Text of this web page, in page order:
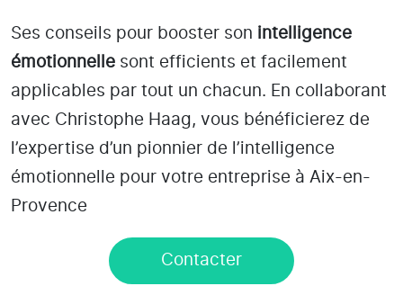
Ses conseils pour booster son intelligence
émotionnelle sont efficients et facilement
applicables par tout un chacun. En collaborant
avec Christophe Haag, vous bénéficierez de
l’expertise d’un pionnier de l’intelligence
émotionnelle pour votre entreprise à Aix-en-
Provence
Contacter